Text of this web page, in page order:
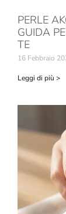
PERLE
GUIDA
TE
16 Febbraio
Leggi di più >